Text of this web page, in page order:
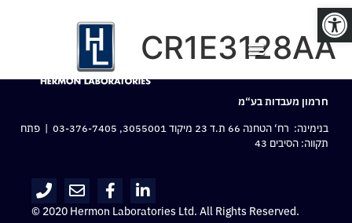
פתח סרגל נגישות
CR1E3128AA
חרמון מעבדות בע“מ
בנימינה: רח‘ הטחנה 66 ת.ד 23 מיקוד 3055001,
03-376-7405 | פתח
תקווה: הסיבים 43
© 2020 Hermon Laboratories Ltd. All Rights Reserved.